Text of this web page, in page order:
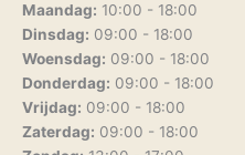
Maandag: 10:00 - 18:00
Dinsdag: 09:00 - 18:00
Woensdag: 09:00 - 18:00
Donderdag: 09:00 - 18:00
Vrijdag: 09:00 - 18:00
Zaterdag: 09:00 - 18:00